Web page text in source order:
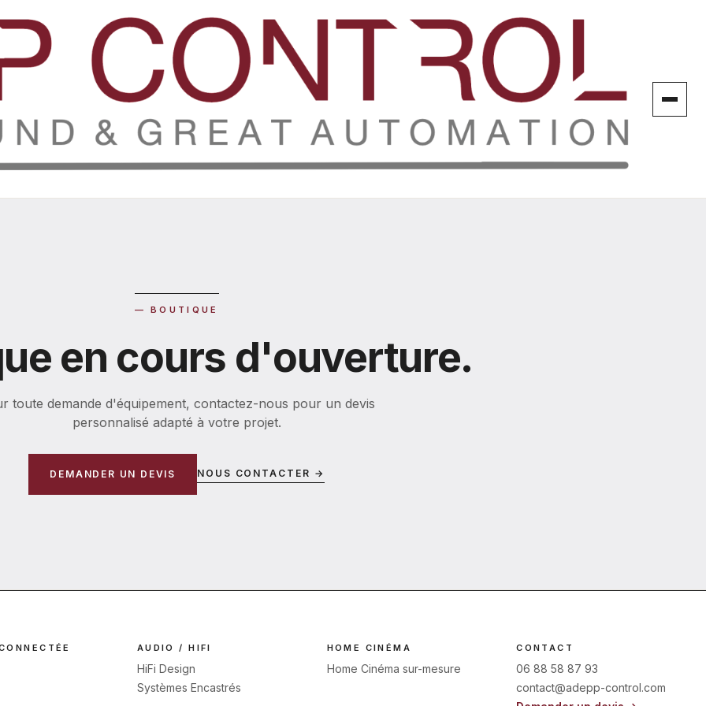
— BOUTIQUE
en cours d'ouverture.
toute demande d'équipement, contactez-nous pour un devis
personnalisé adapté à votre projet.
DEMANDER UN DEVIS NOUS CONTACTER →
AUDIO / HIFI
HiFi Design
Systèmes Encastrés
HOME CINÉMA
Home Cinéma sur-mesure
CONTACT
06 88 58 87 93
contact@adepp-control.com